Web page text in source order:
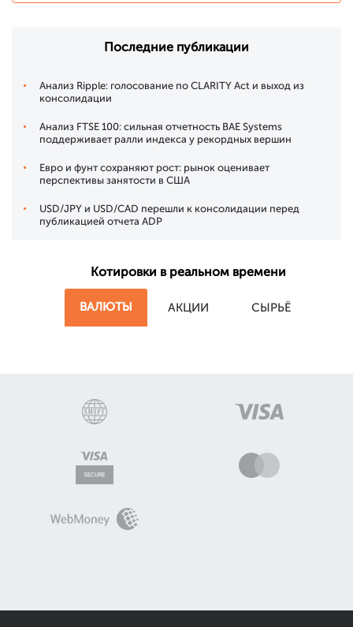
Последние публикации
Анализ Ripple: голосование по CLARITY Act и выход из
консолидации
Анализ FTSE 100: сильная отчетность BAE Systems
поддерживает ралли индекса у рекордных вершин
Евро и фунт сохраняют рост: рынок оценивает
перспективы занятости в США
USD/JPY и USD/CAD перешли к консолидации перед
публикацией отчета ADP
Котировки в реальном времени
ВАЛЮТЫ АКЦИИ СЫРЬЁ